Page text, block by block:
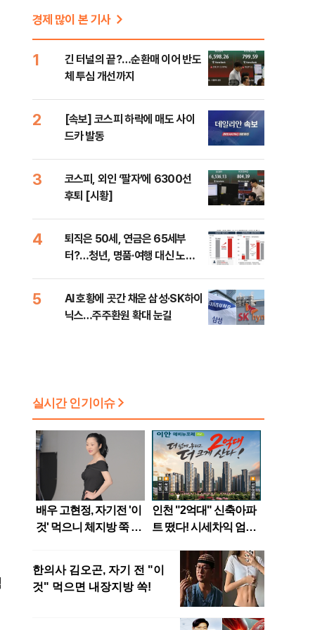
경제 많이 본 기사
1
긴 터널의 끝?…순환매 이어 반도
체 투심 개선까지
2
[속보] 코스피 하락에 매도 사이
드카 발동
3
코스피, 외인 ‘팔자’에 6300선
후퇴 [시황]
4
퇴직은 50세, 연금은 65세부
터?…청년, 명품·여행 대신 노후
5
AI 호황에 곳간 채운 삼성·SK하이
닉스…주주환원 확대 눈길